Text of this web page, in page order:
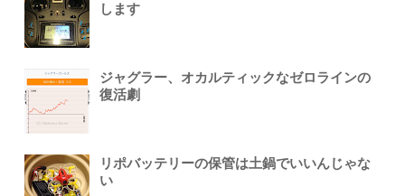
します
ジャグラー、オカルティックなゼロラインの
復活劇
リポバッテリーの保管は土鍋でいいんじゃな
い